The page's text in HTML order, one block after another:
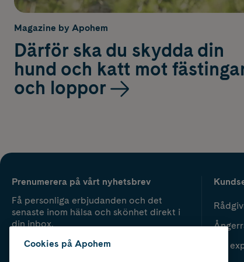
Magazine by Apohem
Därför ska du skydda din
hund och katt mot
och loppor
Prenumerera på vårt nyhetsbrev
Få personliga erbjudanden och det
senaste inom hälsa och skönhet direkt i
din inbox.
Vår
Cookies på Apohem